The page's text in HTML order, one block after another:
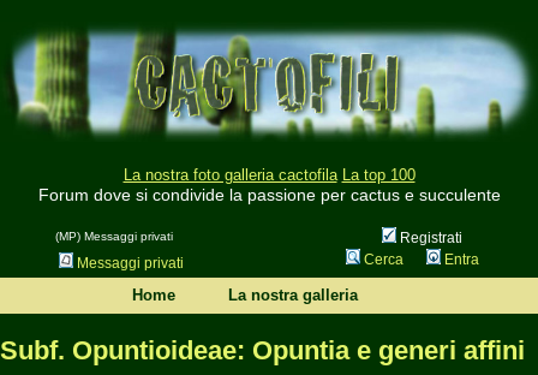
La nostra foto galleria cactofila La top 100
Forum dove si condivide la passione per cactus e succulente
(MP) Messaggi privati
Registrati
Messaggi privati
Cerca Entra
Home La nostra galleria
Subf. Opuntioideae: Opuntia e generi affini